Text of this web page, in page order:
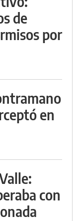
de
por
en
con